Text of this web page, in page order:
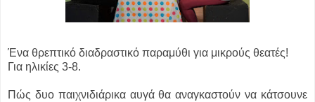
Ένα θρεπτικό διαδραστικό παραμύθι για μικρούς θεατές!
Για ηλικίες 3-8.
Πώς δυο παιχνιδιάρικα αυγά θα αναγκαστούν να κάτσουνε